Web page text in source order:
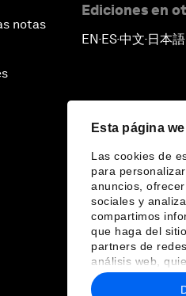
Esta página
Las cookies de
para
anuncios,
sociales y
compartimos
que haga del
partners de
análisis web,
combinarla con
haya
notas
Ediciones en
EN▪ES▪中文▪ 日本語